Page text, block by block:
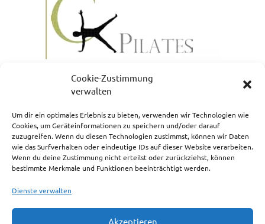
Cookie-Zustimmung
verwalten
Um dir ein optimales Erlebnis zu bieten, verwenden wir Technologien wie
Cookies, um Geräteinformationen zu speichern und/oder darauf
zuzugreifen. Wenn du diesen Technologien zustimmst, können wir Daten
wie das Surfverhalten oder eindeutige IDs auf dieser Website verarbeiten.
Wenn du deine Zustimmung nicht erteilst oder zurückziehst, können
bestimmte Merkmale und Funktionen beeinträchtigt werden.
Dienste verwalten
Akzeptieren
NEWSLETTERANMELDUNG